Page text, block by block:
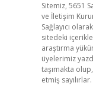
Sitemiz, 5651
ve İletişim
Sağlayıcı
sitedeki
araştırma
üyelerimiz
taşımakta
etmiş sayılırlar.